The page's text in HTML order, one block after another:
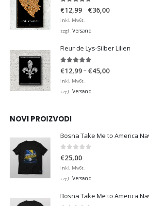
4.98von 5
€12,99– €36,00Preisspanne:
Inkl. MwSt.
zzgl. Versand
Fleur de Lys-Silber Lilien
€12,99– €45,00Preisspanne:
Inkl. MwSt.
zzgl. Versand
NOVI PROIZVODI
Bosna Take Me to America
0 von 5
€25,00
Inkl. MwSt.
zzgl. Versand
Bosna Take Me to America